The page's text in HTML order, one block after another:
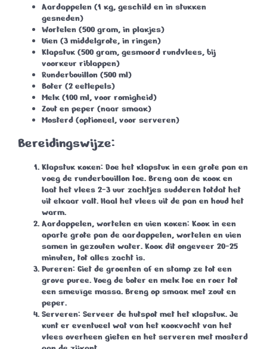
Aardappelen (1 kg, geschild en in stukken
gesneden)
Wortelen (500 gram, in plakjes)
Uien (3 middelgrote, in ringen)
Klapstuk (500 gram, gesmoord rundvlees, bij
voorkeur riblappen)
Runderbouillon (500 ml)
Boter (2 eetlepels)
Melk (100 ml, voor romigheid)
Zout en peper (naar smaak)
Mosterd (optioneel, voor serveren)
Bereidingswijze:
Klapstuk koken: Doe het klapstuk in een grote pan en
voeg de runderbouillon toe. Breng aan de kook en
laat het vlees 2-3 uur zachtjes sudderen totdat het
uit elkaar valt. Haal het vlees uit de pan en houd het
warm.
Aardappelen, wortelen en uien koken: Kook in een
aparte grote pan de aardappelen, wortelen en uien
samen in gezouten water. Kook dit ongeveer 20-25
minuten, tot alles zacht is.
Pureren: Giet de groenten af en stamp ze tot een
grove puree. Voeg de boter en melk toe en roer tot
een smeuïge massa. Breng op smaak met zout en
peper.
Serveren: Serveer de hutspot met het klapstuk. Je
kunt er eventueel wat van het kookvocht van het
vlees overheen gieten en het serveren met mosterd